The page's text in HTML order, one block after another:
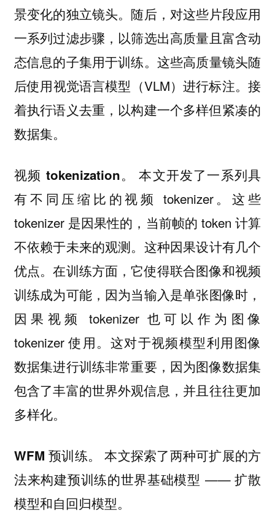
景变化的独立镜头。随后，对这些片段应用
一系列过滤步骤，以筛选出高质量且富含动
态信息的子集用于训练。这些高质量镜头随
后使用视觉语言模型（VLM）进行标注。接
着执行语义去重，以构建一个多样但紧凑的
数据集。
视频 tokenization。
本文开发了一系列具
有不同压缩比的视频 tokenizer。这些
tokenizer 是因果性的，当前帧的 token 计算
不依赖于未来的观测。这种因果设计有几个
优点。在训练方面，它使得联合图像和视频
训练成为可能，因为当输入是单张图像时，
因果视频 tokenizer 也可以作为图像
tokenizer 使用。这对于视频模型利用图像
数据集进行训练非常重要，因为图像数据集
包含了丰富的世界外观信息，并且往往更加
多样化。
WFM 预训练。
本文探索了两种可扩展的方
法来构建预训练的世界基础模型 —— 扩散
模型和自回归模型。